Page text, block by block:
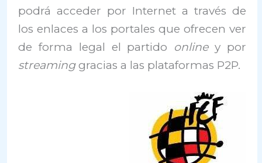
podrá acceder por Internet a través de
los enlaces a los portales que ofrecen ver
de forma legal el partido online y por
streaminggracias a las plataformas P2P.